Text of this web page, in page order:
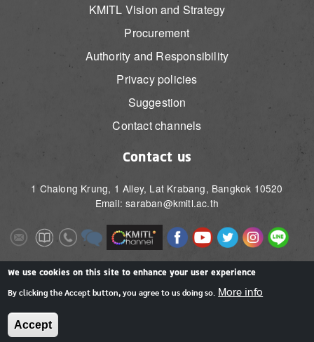
KMITL Vision and Strategy
Procurement
Authority and Responsibility
Privacy policies
Suggestion
Contact channels
Contact us
1 Chalong Krung, 1 Alley, Lat Krabang, Bangkok 10520
Email: saraban@kmitl.ac.th
ImageImageImageImage Image ImageImageImageImageImage
Image Image
We use cookies on this site to enhance your user experience
By clicking the Accept button, you agree to us doing so. More info
Accept